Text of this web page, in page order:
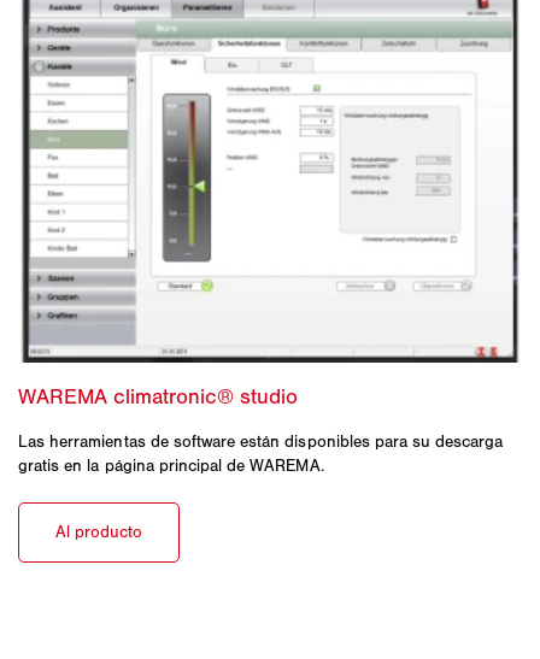
Las herramientas de software están disponibles para su descarga
gratis en la página principal de WAREMA.